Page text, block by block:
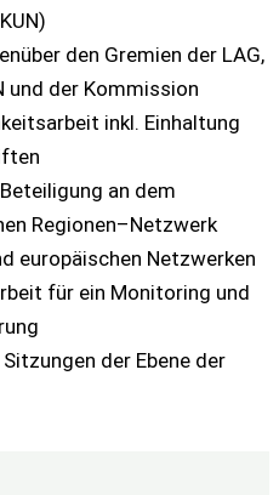
den Gremien der LAG,
und der Kommission
inkl. Einhaltung
an dem
Regionen–Netzwerk
europäischen Netzwerken
für ein Monitoring und
der Ebene der